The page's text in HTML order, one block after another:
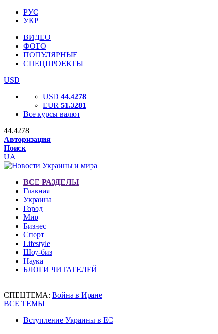
РУС
УКР
ВИДЕО
ФОТО
ПОПУЛЯРНЫЕ
СПЕЦПРОЕКТЫ
USD
USD 44.4278
EUR 51.3281
Все курсы валют
44.4278
Авторизация
Поиск
UA
ВСЕ РАЗДЕЛЫ
Главная
Украина
Город
Мир
Бизнес
Спорт
Lifestyle
Шоу-биз
Наука
БЛОГИ ЧИТАТЕЛЕЙ
СПЕЦТЕМА: Война в Иране
ВСЕ ТЕМЫ
Вступление Украины в ЕС